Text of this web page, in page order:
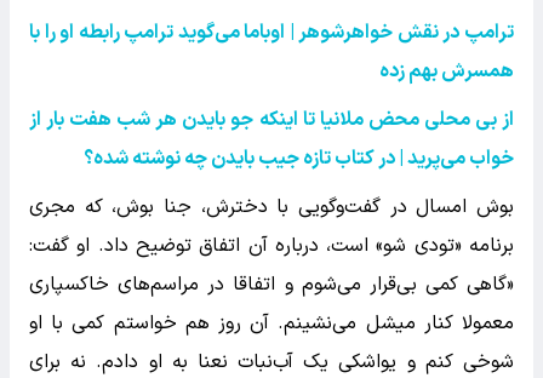
ترامپ در نقش خواهرشوهر | اوباما می‌گوید ترامپ رابطه او را با
همسرش بهم زده
از بی محلی محض ملانیا تا اینکه جو بایدن هر شب هفت بار از
خواب می‌پرید | در کتاب تازه جیب بایدن چه نوشته شده؟
بوش امسال در گفت‌وگویی با دخترش، جنا بوش، که مجری
برنامه «تودی شو» است، درباره آن اتفاق توضیح داد. او گفت:
«گاهی کمی بی‌قرار می‌شوم و اتفاقا در مراسم‌های خاکسپاری
معمولا کنار میشل می‌نشینم. آن روز هم خواستم کمی با او
شوخی کنم و یواشکی یک آب‌نبات نعنا به او دادم. نه برای